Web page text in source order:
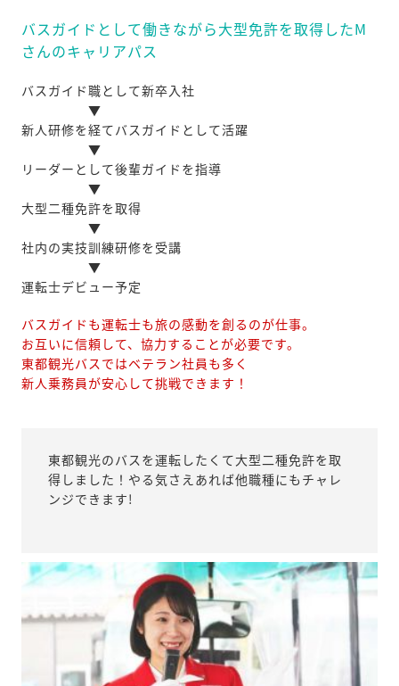
バスガイドとして働きながら大型免許を取得したM
さんのキャリアパス
バスガイド職として新卒入社
▼
新人研修を経てバスガイドとして活躍
▼
リーダーとして後輩ガイドを指導
▼
大型二種免許を取得
▼
社内の実技訓練研修を受講
▼
運転士デビュー予定
バスガイドも運転士も旅の感動を創るのが仕事。
お互いに信頼して、協力することが必要です。
東都観光バスではベテラン社員も多く
新人乗務員が安心して挑戦できます！
東都観光のバスを運転したくて大型二種免許を取
得しました！やる気さえあれば他職種にもチャレ
ンジできます!